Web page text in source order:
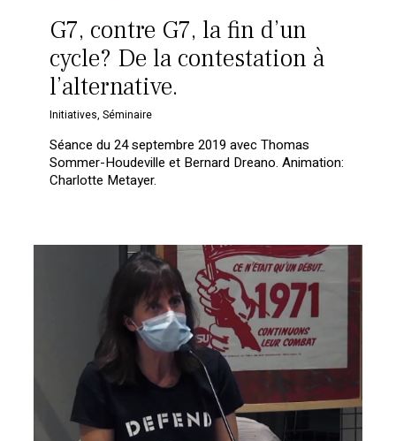
G7, contre G7, la fin d’un
cycle? De la contestation à
l’alternative.
Initiatives,Séminaire
Séance du 24 septembre 2019 avec Thomas
Sommer-Houdeville et Bernard Dreano. Animation:
Charlotte Metayer.